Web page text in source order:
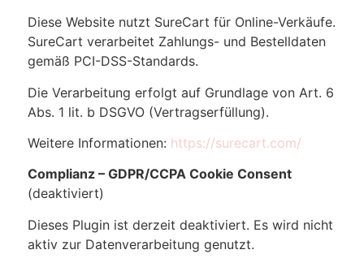
Diese Website nutzt SureCart für Online-Verkäufe.
SureCart verarbeitet Zahlungs- und Bestelldaten
gemäß PCI-DSS-Standards.
Die Verarbeitung erfolgt auf Grundlage von Art. 6
Abs. 1 lit. b DSGVO (Vertragserfüllung).
Weitere Informationen: https://surecart.com/
Complianz – GDPR/CCPA Cookie Consent
(deaktiviert)
Dieses Plugin ist derzeit deaktiviert. Es wird nicht
aktiv zur Datenverarbeitung genutzt.